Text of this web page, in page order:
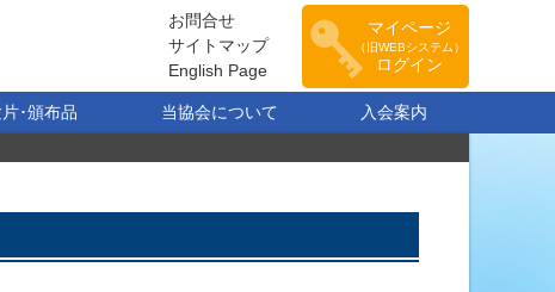
お問合せ
サイトマップ
English Page
マイページ
（旧WEBシステム）
ログイン
･頒布品 当協会について 入会案内